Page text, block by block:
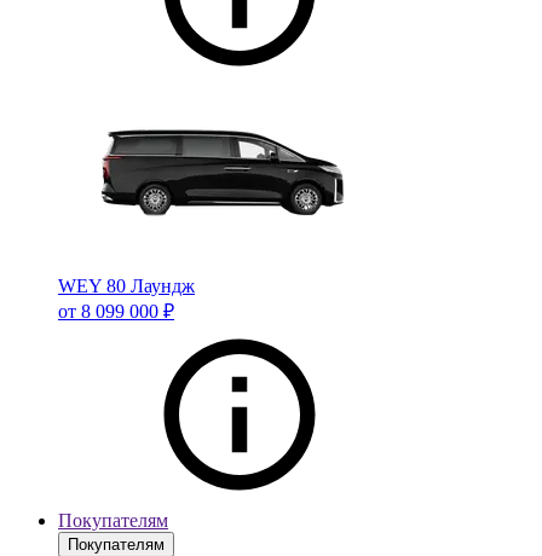
WEY 80 Лаундж
от 8 099 000 ₽
Покупателям
Покупателям